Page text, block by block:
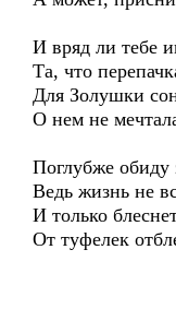
И вряд ли тебе
Та, что
Для Золушки
О нем не
Поглубже обиду
Ведь жизнь не
И только
От туфелек